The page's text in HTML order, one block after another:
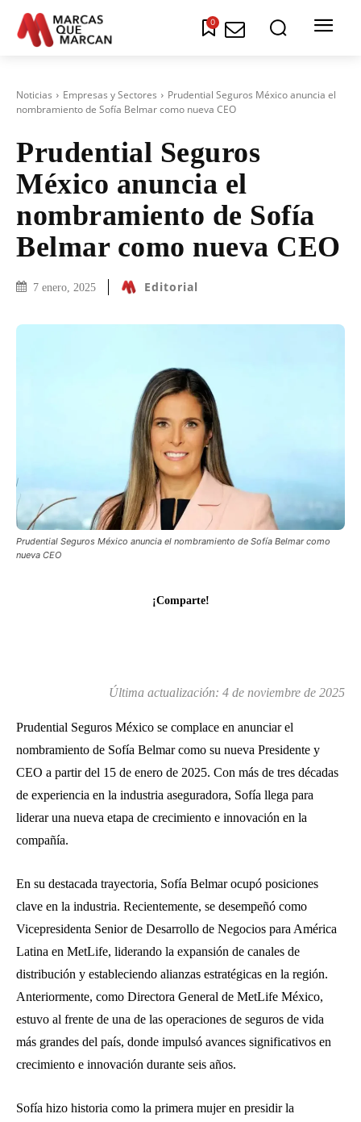
0
Noticias Empresas y Sectores
Prudential Seguros México anuncia el
nombramiento de Sofía Belmar como nueva CEO
Prudential Seguros
México anuncia el
nombramiento de Sofía
Belmar como nueva CEO
7 enero, 2025 Editorial
Prudential Seguros México anuncia el nombramiento de Sofía Belmar como
nueva CEO
¡Comparte!
Última actualización: 4 de noviembre de 2025
Prudential Seguros México se complace en anunciar el
nombramiento de Sofía Belmar como su nueva Presidente y
CEO a partir del 15 de enero de 2025. Con más de tres décadas
de experiencia en la industria aseguradora, Sofía llega para
liderar una nueva etapa de crecimiento e innovación en la
compañía.
En su destacada trayectoria, Sofía Belmar ocupó posiciones
clave en la industria. Recientemente, se desempeñó como
Vicepresidenta Senior de Desarrollo de Negocios para América
Latina en MetLife, liderando la expansión de canales de
distribución y estableciendo alianzas estratégicas en la región.
Anteriormente, como Directora General de MetLife México,
estuvo al frente de una de las operaciones de seguros de vida
más grandes del país, donde impulsó avances significativos en
crecimiento e innovación durante seis años.
Sofía hizo historia como la primera mujer en presidir la